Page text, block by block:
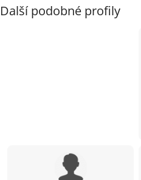
Další podobné profily